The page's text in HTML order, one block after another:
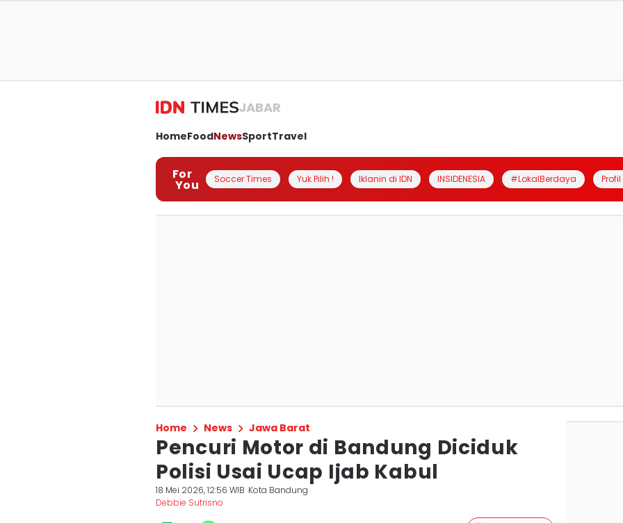
JABAR
HomeFoodNewsSportTravel
For
You Soccer Times Yuk Pilih ! Iklanin di IDN INSIDENESIA #LokalBerdaya
Home News Jawa Barat
Pencuri Motor di Bandung Diciduk
Polisi Usai Ucap Ijab Kabul
18 Mei 2026, 12:56 WIB Kota Bandung
Debbie Sutrisno